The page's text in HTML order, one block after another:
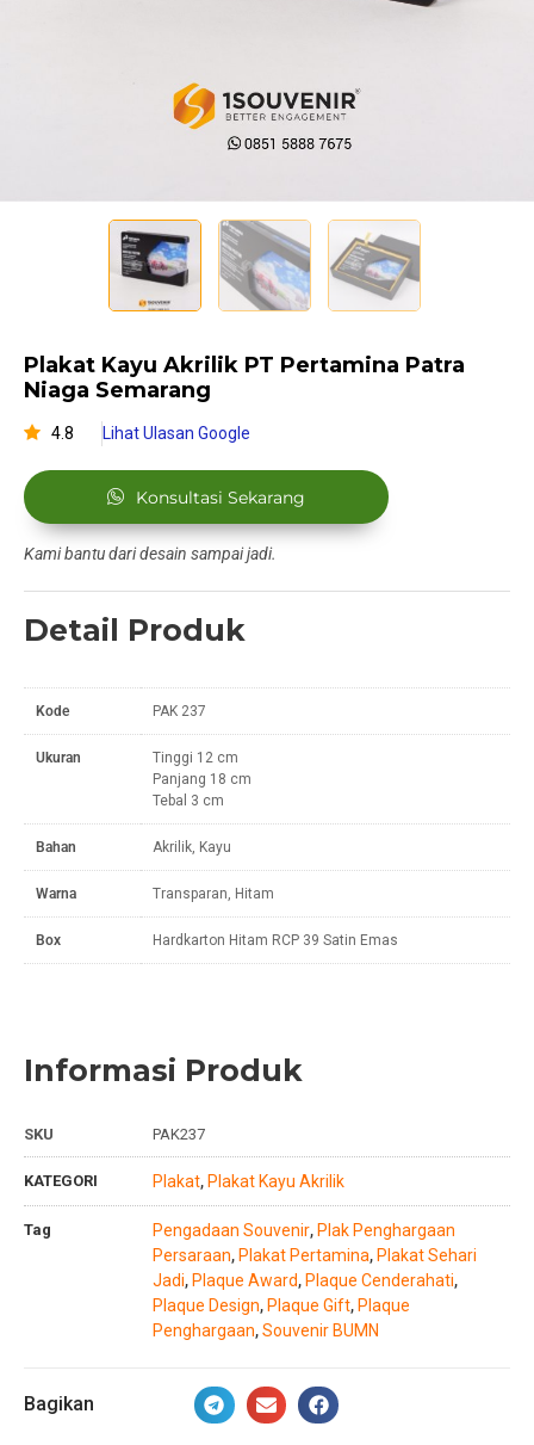
Plakat Kayu Akrilik PT Pertamina Patra
Niaga Semarang
4.8 Lihat Ulasan Google
Konsultasi Sekarang
Kami bantu dari desain sampai jadi.
Detail Produk
Kode PAK 237
Ukuran
Tinggi 12 cm
Panjang 18 cm
Tebal 3 cm
Bahan Akrilik, Kayu
Warna Transparan, Hitam
Box Hardkarton Hitam RCP 39 Satin Emas
Informasi Produk
SKU PAK237
KATEGORI Plakat, Plakat Kayu Akrilik
Tag Pengadaan Souvenir, Plak Penghargaan
Persaraan, Plakat Pertamina, Plakat Sehari
Jadi, Plaque Award, Plaque Cenderahati,
Plaque Design, Plaque Gift, Plaque
Penghargaan, Souvenir BUMN
Bagikan